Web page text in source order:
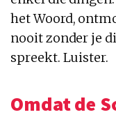
het Woord,
nooit zonder je
spreekt. Luister.
Omdat de